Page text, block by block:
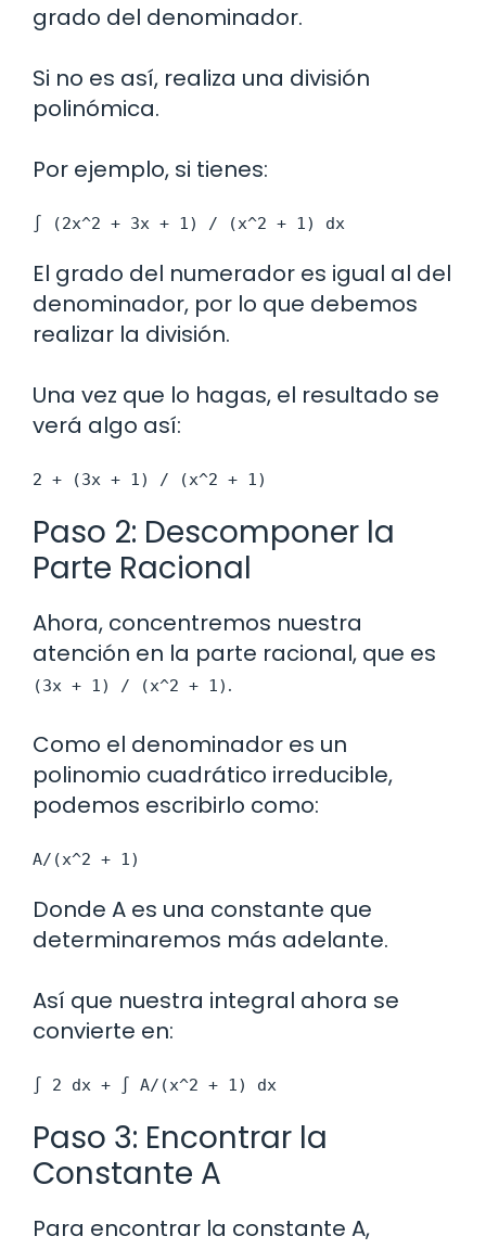
grado del denominador.
Si no es así, realiza una división
polinómica.
Por ejemplo, si tienes:
∫ (2x^2 + 3x + 1) / (x^2 + 1) dx
El grado del numerador es igual al del
denominador, por lo que debemos
realizar la división.
Una vez que lo hagas, el resultado se
verá algo así:
2 + (3x + 1) / (x^2 + 1)
Paso 2: Descomponer la
Parte Racional
Ahora, concentremos nuestra
atención en la parte racional, que es
(3x + 1) / (x^2 + 1) .
Como el denominador es un
polinomio cuadrático irreducible,
podemos escribirlo como:
A/(x^2 + 1)
Donde A es una constante que
determinaremos más adelante.
Así que nuestra integral ahora se
convierte en:
∫ 2 dx + ∫ A/(x^2 + 1) dx
Paso 3: Encontrar la
Constante A
Para encontrar la constante A,